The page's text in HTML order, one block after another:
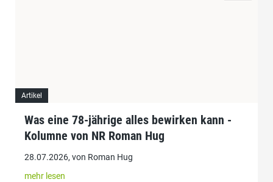
Artikel
Was eine 78-jährige alles bewirken kann -
Kolumne von NR Roman Hug
28.07.2026, von Roman Hug
mehr lesen